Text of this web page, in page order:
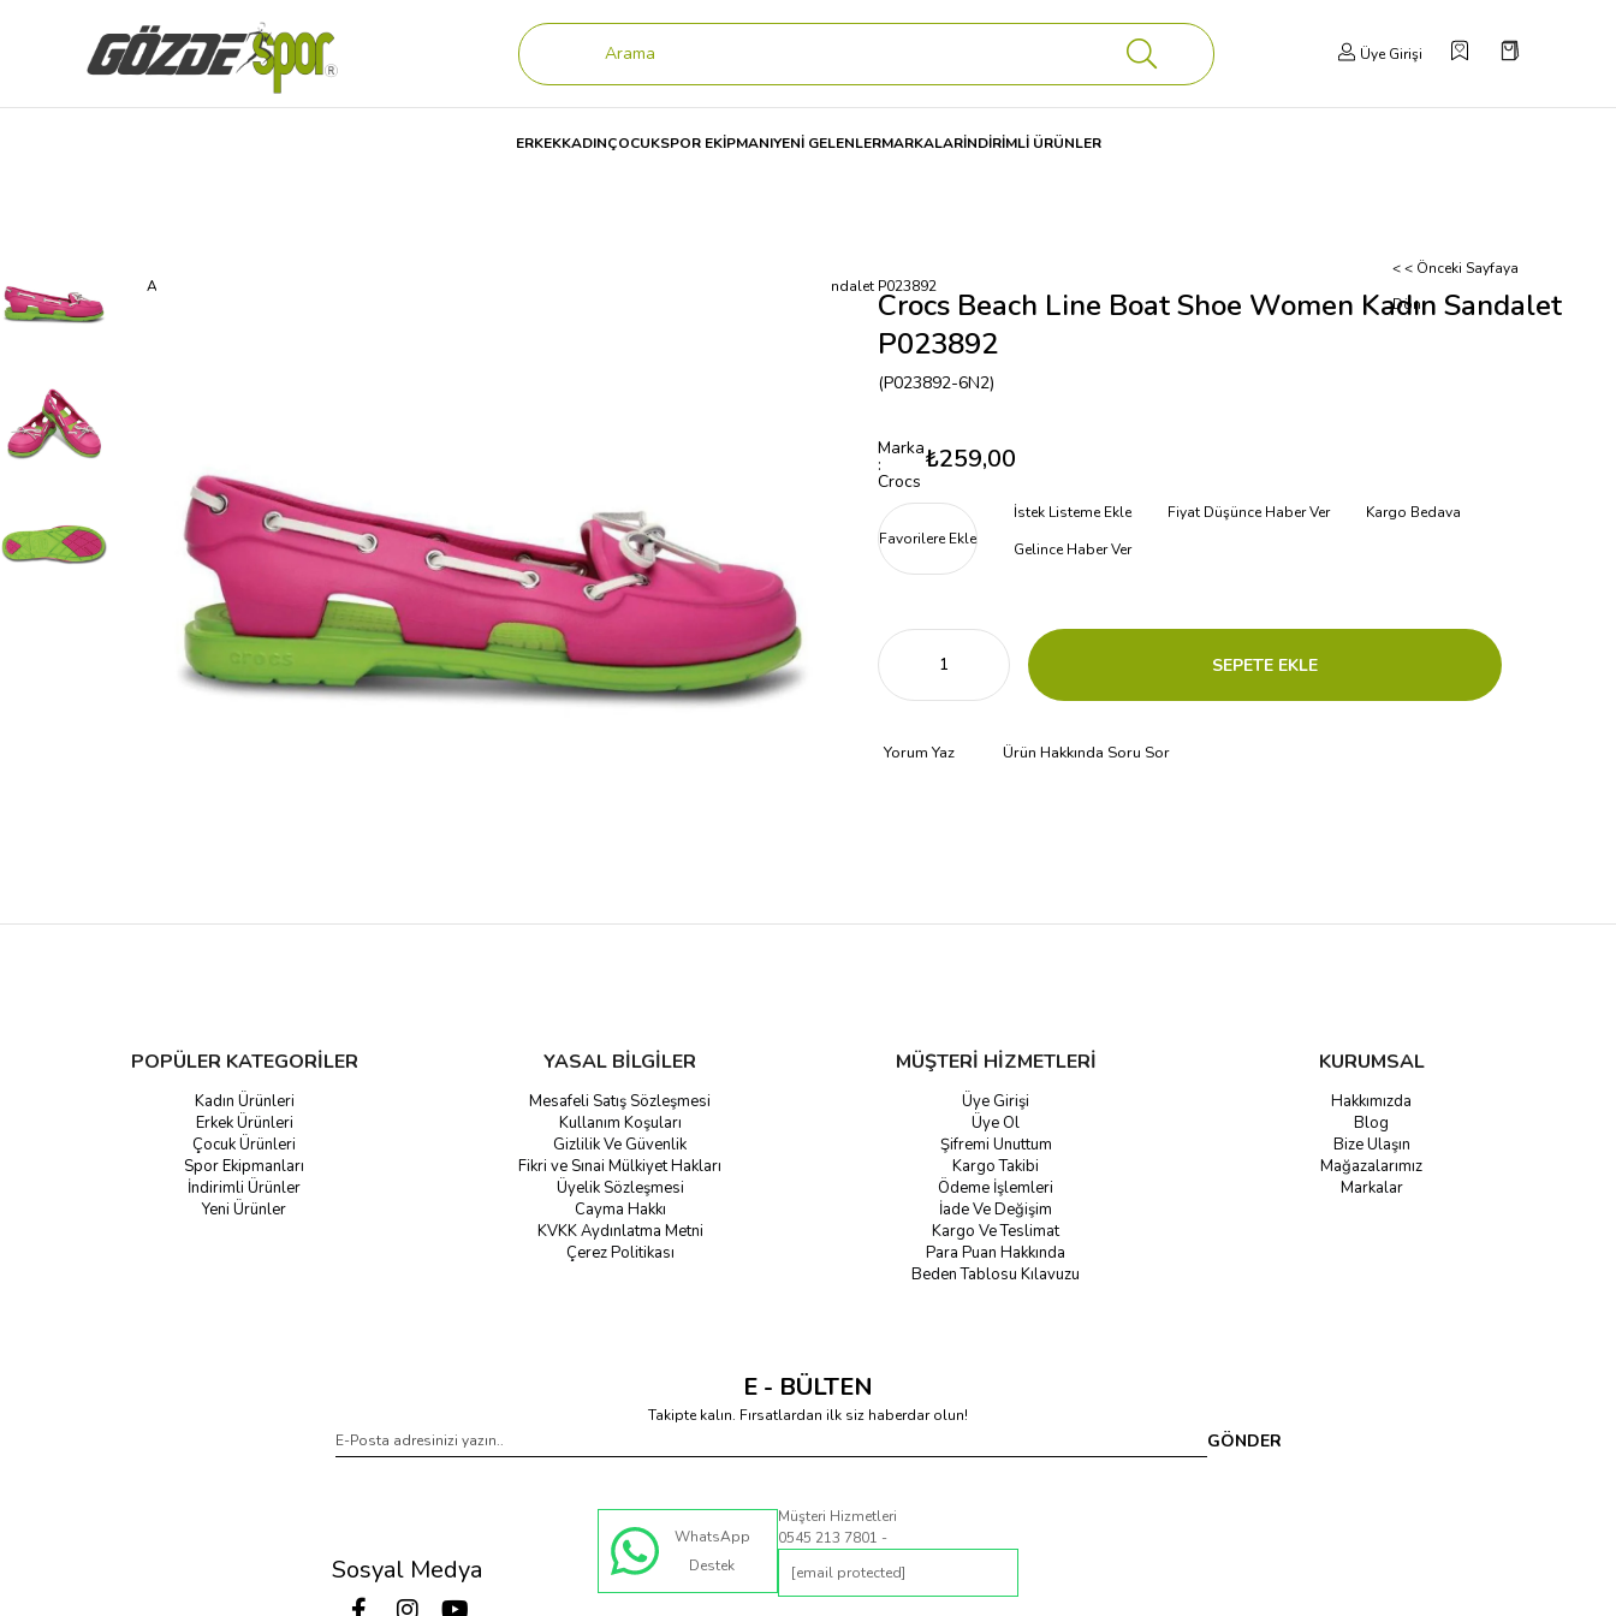
Üye Girişi
ERKEKKADINÇOCUKSPOR EKİPMANIYENİ GELENLERMARKALARİNDİRİMLİ ÜRÜNLER
Anasayfa Crocs Beach Line Boat Shoe Women Kadın Sandalet P023892
< < Önceki Sayfaya
Dön
Crocs Beach Line Boat Shoe Women Kadın Sandalet
P023892
(P023892-6N2)
Marka
:
Crocs
₺259,00
Favorilere Ekle
İstek Listeme Ekle Fiyat Düşünce Haber Ver
Kargo Bedava
Gelince Haber Ver
Yorum Yaz Ürün Hakkında Soru Sor
POPÜLER KATEGORİLER
Kadın Ürünleri
Erkek Ürünleri
Çocuk Ürünleri
Spor Ekipmanları
İndirimli Ürünler
Yeni Ürünler
YASAL BİLGİLER
Mesafeli Satış Sözleşmesi
Kullanım Koşuları
Gizlilik Ve Güvenlik
Fikri ve Sınai Mülkiyet Hakları
Üyelik Sözleşmesi
Cayma Hakkı
KVKK Aydınlatma Metni
Çerez Politikası
MÜŞTERİ HİZMETLERİ
Üye Girişi
Üye Ol
Şifremi Unuttum
Kargo Takibi
Ödeme İşlemleri
İade Ve Değişim
Kargo Ve Teslimat
Para Puan Hakkında
Beden Tablosu Kılavuzu
KURUMSAL
Hakkımızda
Blog
Bize Ulaşın
Mağazalarımız
Markalar
E - BÜLTEN
Takipte kalın. Fırsatlardan ilk siz haberdar olun!
GÖNDER
Sosyal Medya
WhatsApp
Destek
Müşteri Hizmetleri
0545 213 7801 -
[email protected]